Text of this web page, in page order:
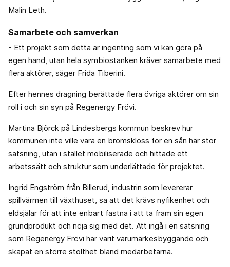
Malin Leth.
Samarbete och samverkan
- Ett projekt som detta är ingenting som vi kan göra på
egen hand, utan hela symbiostanken kräver samarbete med
flera aktörer, säger Frida Tiberini.
Efter hennes dragning berättade flera övriga aktörer om sin
roll i och sin syn på Regenergy Frövi.
Martina Björck på Lindesbergs kommun beskrev hur
kommunen inte ville vara en bromskloss för en sån här stor
satsning, utan i stället mobiliserade och hittade ett
arbetssätt och struktur som underlättade för projektet.
Ingrid Engström från Billerud, industrin som levererar
spillvärmen till växthuset, sa att det krävs nyfikenhet och
eldsjälar för att inte enbart fastna i att ta fram sin egen
grundprodukt och nöja sig med det. Att ingå i en satsning
som Regenergy Frövi har varit varumärkesbyggande och
skapat en större stolthet bland medarbetarna.